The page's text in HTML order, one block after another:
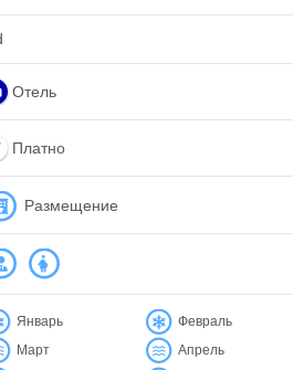
Отель
Платно
Размещение
Январь Февраль
Март Апрель